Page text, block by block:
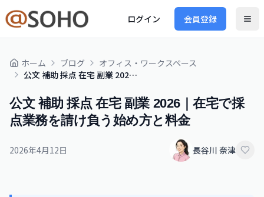
ログイン 会員登録
ホーム ブログ
オフィス・ワークスペース
公文 補助 採点 在宅 副業 2026｜在宅で採点業務を請け負う始め方と料金
公文 補助 採点 在宅 副業 2026｜在宅で採
点業務を請け負う始め方と料金
2026年4月12日 長谷川 奈津